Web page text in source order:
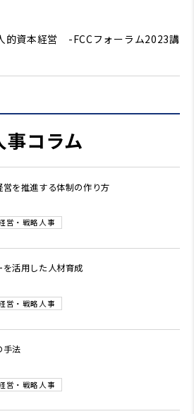
的資本経営 -FCCフォーラム2023講
事コラム
営を推進する体制の作り方
営・戦略人事
を活用した人材育成
営・戦略人事
手法
営・戦略人事